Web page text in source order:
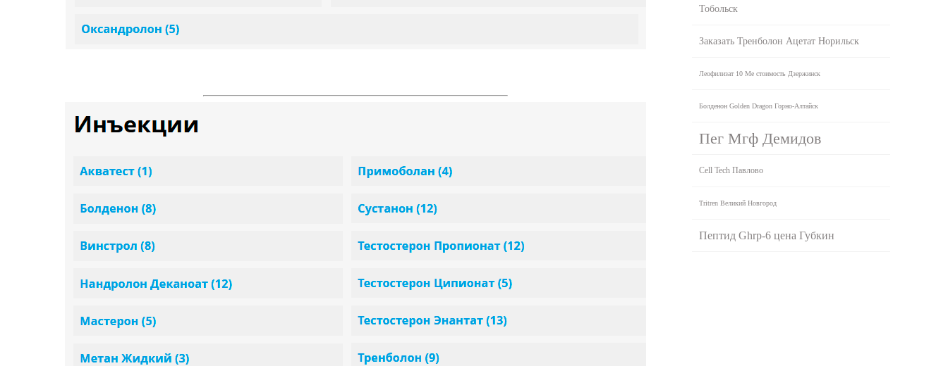
Тобольск
Заказать Тренболон Ацетат Норильск
Леофилизат 10 Me стоимость Дзержинск
Болденон Golden Dragon Горно-Алтайск
Пег Мгф Демидов
Cell Tech Павлово
Tritren Великий Новгород
Пептид Ghrp-6 цена Губкин